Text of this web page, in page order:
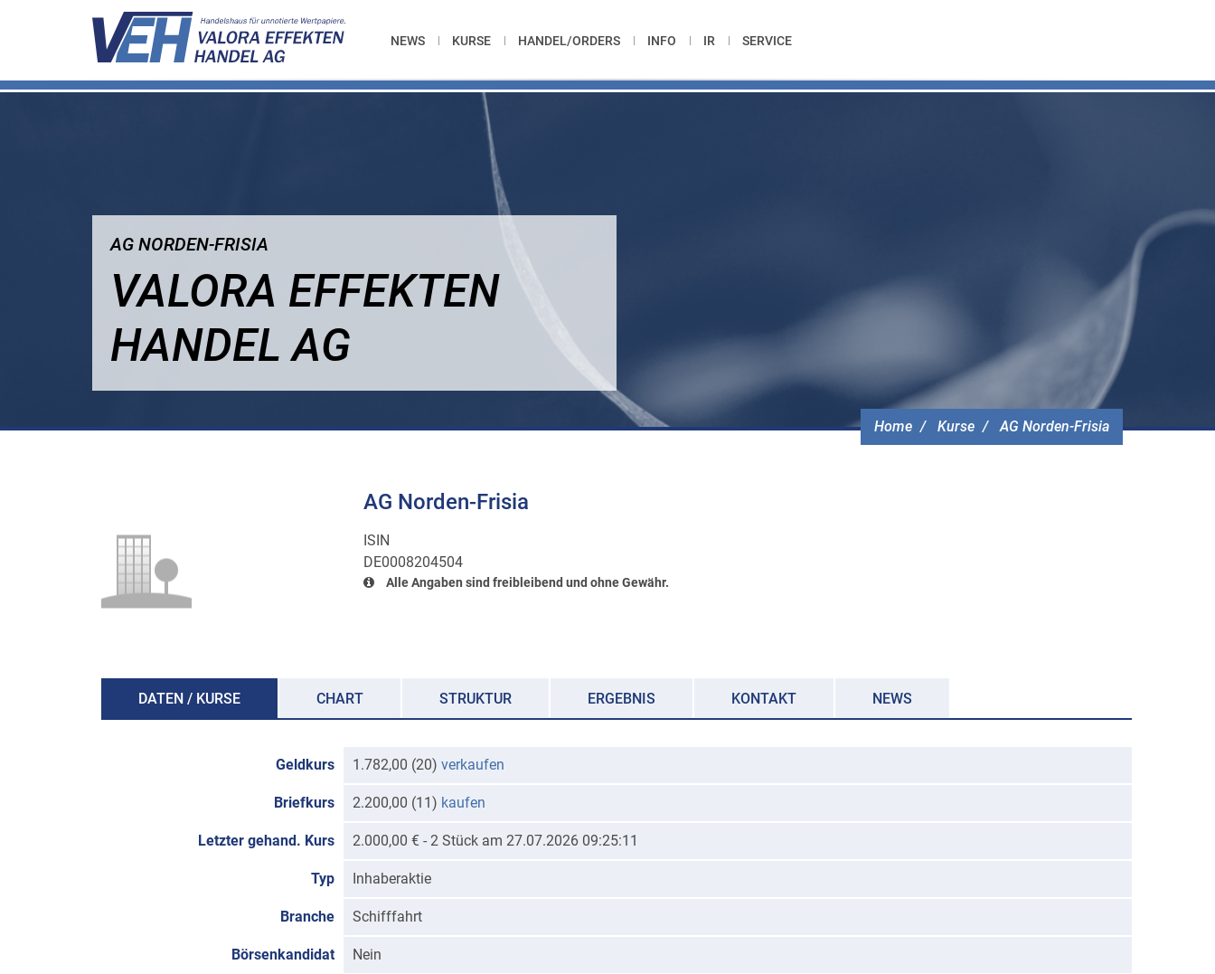
NEWS KURSE HANDEL/ORDERS INFO IR SERVICE
Home Kurse AG Norden-Frisia
AG NORDEN-FRISIA
VALORA EFFEKTEN
HANDEL AG
AG Norden-Frisia
ISIN
DE0008204504
Alle Angaben sind freibleibend und ohne Gewähr.
DATEN / KURSE CHART STRUKTUR ERGEBNIS KONTAKT NEWS
Geldkurs 1.782,00 (20) verkaufen
Briefkurs 2.200,00 (11) kaufen
Letzter gehand. Kurs 2.000,00 € - 2 Stück am 27.07.2026 09:25:11
Typ Inhaberaktie
Branche Schifffahrt
Börsenkandidat Nein